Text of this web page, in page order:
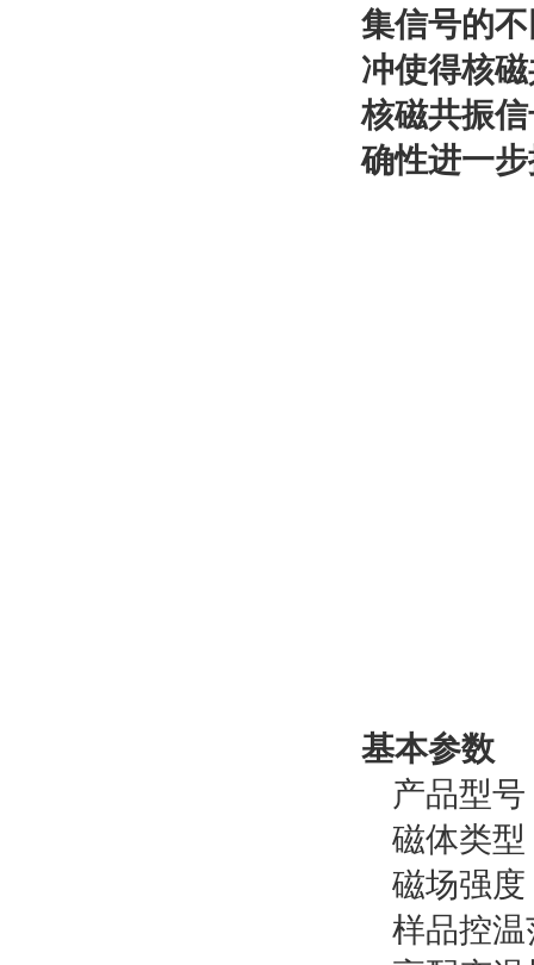
集信号的
冲使得核
核磁共振
确性进一
基本参数
产品型
磁体类
磁场强度
样品控